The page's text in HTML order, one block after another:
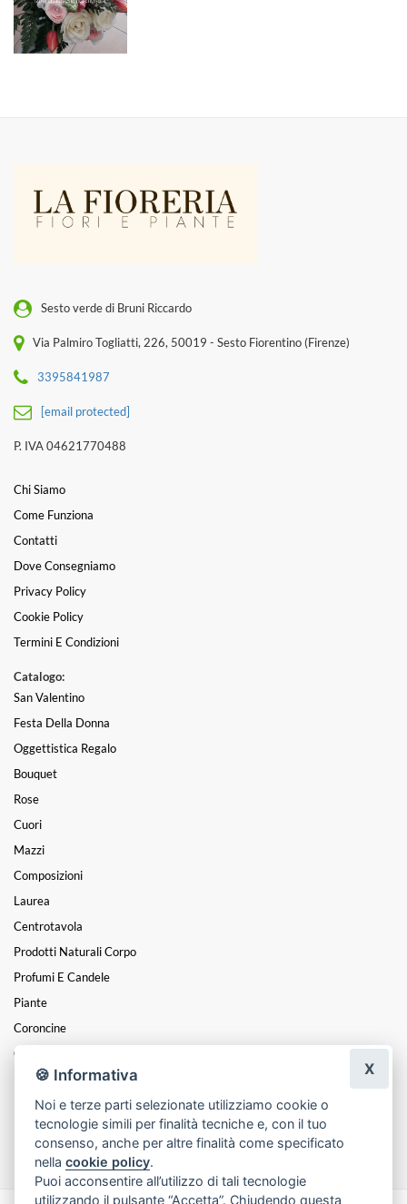
Sesto verde di Bruni Riccardo
Via Palmiro Togliatti, 226, 50019 - Sesto Fiorentino (Firenze)
3395841987
[email protected]
P. IVA 04621770488
Chi Siamo
Come Funziona
Contatti
Dove Consegniamo
Privacy Policy
Cookie Policy
Termini E Condizioni
Catalogo:
San Valentino
Festa Della Donna
Oggettistica Regalo
Bouquet
Rose
Cuori
Mazzi
Composizioni
Laurea
Centrotavola
Prodotti Naturali Corpo
Profumi E Candele
Piante
Coroncine
Cesti
Funebre
Natale
Regali Nascite
🍪 Informativa
Noi e terze parti selezionate utilizziamo cookie o
tecnologie simili per finalità tecniche e, con il tuo
consenso, anche per altre finalità come specificato
nellacookie policy.
Puoi acconsentire all’utilizzo di tali tecnologie
utilizzando il pulsante “Accetta”. Chiudendo questa
X